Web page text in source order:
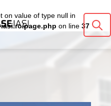
on value of type null in
page.php on line 37